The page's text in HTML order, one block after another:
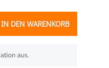
IN DEN WARENKORB
aus.